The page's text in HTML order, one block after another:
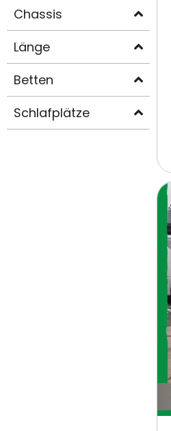
Chassis
Länge
Betten
Schlafplätze